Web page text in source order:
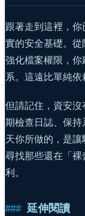
跟著走到這裡，
實的安全基礎。
強化檔案權限，
系。這遠比單純依
但請記住，資安
期檢查日誌、保
天你所做的，是
尋找那些還在「
利。
延伸閱讀